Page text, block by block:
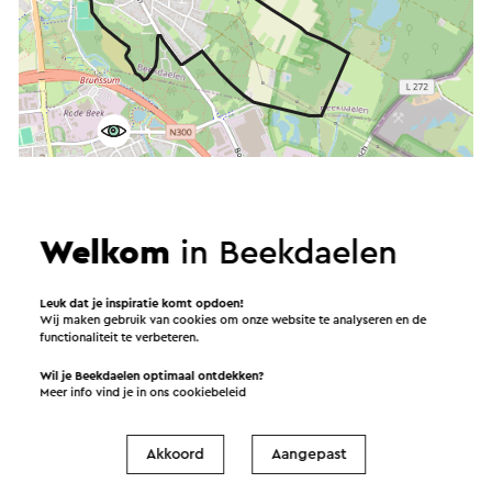
Start de route
Filters tonen
Welkom in Beekdaelen
Leuk dat je inspiratie komt opdoen!
Wij maken gebruik van cookies om onze website te analyseren en de
functionaliteit te verbeteren.
Wil je Beekdaelen optimaal ontdekken?
Meer info vind je in onscookiebeleid
Akkoord Aangepast